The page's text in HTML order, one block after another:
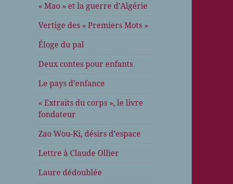
« Mao » et la guerre d’Algérie
Vertige des « Premiers Mots »
Éloge du pal
Deux contes pour enfants
Le pays d’enfance
« Extraits du corps », le livre
fondateur
Zao Wou-Ki, désirs d’espace
Lettre à Claude Ollier
Laure dédoublée